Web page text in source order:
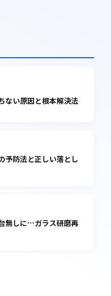
ない原因と根本解決法
予防法と正しい落とし
無しに…ガラス研磨再